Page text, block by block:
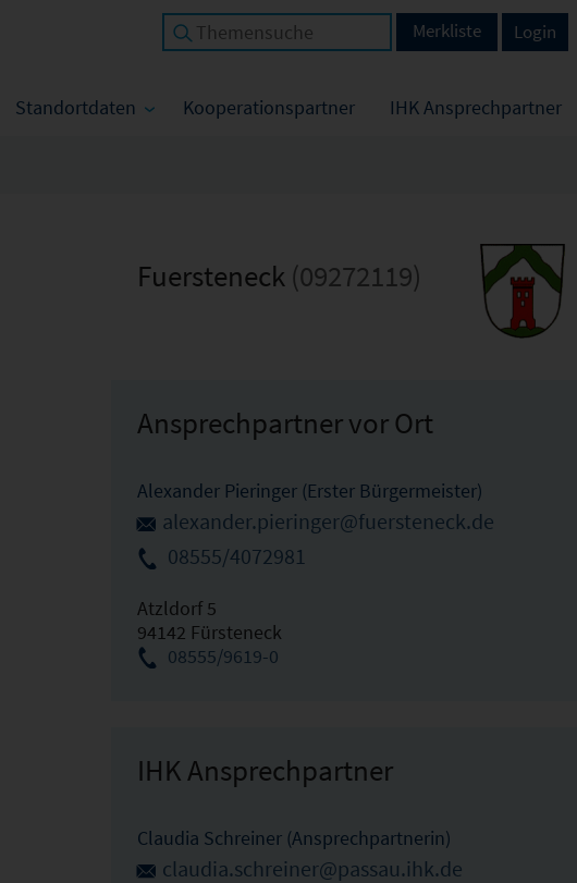
Standortdaten Kooperationspartner IHK Ansprechpartner
Login
Merkliste
Fuersteneck (09272119)
Ansprechpartner vor Ort
Alexander Pieringer (Erster Bürgermeister)
alexander.pieringer@fuersteneck.de
08555/4072981
Atzldorf 5
94142 Fürsteneck
08555/9619-0
IHK Ansprechpartner
Claudia Schreiner (Ansprechpartnerin)
claudia.schreiner@passau.ihk.de